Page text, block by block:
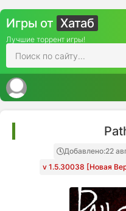
Игры от Хатаб
Лучшие торрент игры!
Добавлено:22
v 1.5.30038 [Новая